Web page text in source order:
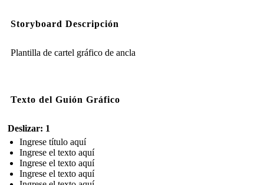
Storyboard Descripción
Plantilla de cartel gráfico de ancla
Texto del Guión Gráfico
Deslizar: 1
Ingrese título aquí
Ingrese el texto aquí
Ingrese el texto aquí
Ingrese el texto aquí